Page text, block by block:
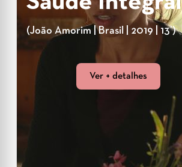
(João Amorim | Brasil | 2019 | 13’)
Ver + detalhes